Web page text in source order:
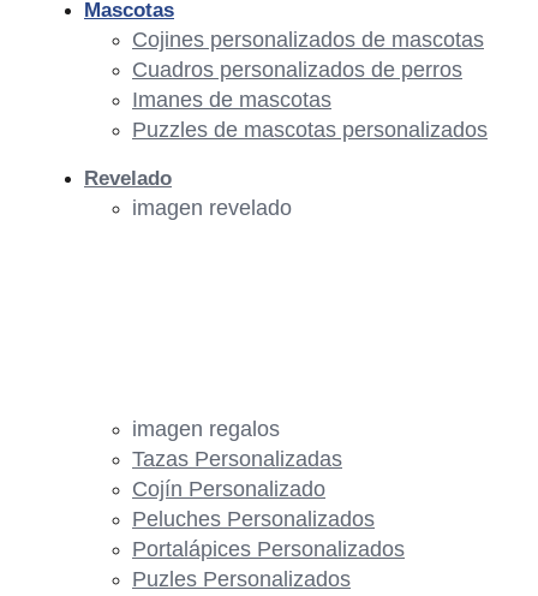
imagen regalos
Tazas Personalizadas
Cojín Personalizado
Peluches Personalizados
Portalápices Personalizados
Puzles Personalizados
Mascotas
Cojines personalizados de mascotas
Cuadros personalizados de perros
Imanes de mascotas
Puzzles de mascotas personalizados
Revelado
imagen revelado